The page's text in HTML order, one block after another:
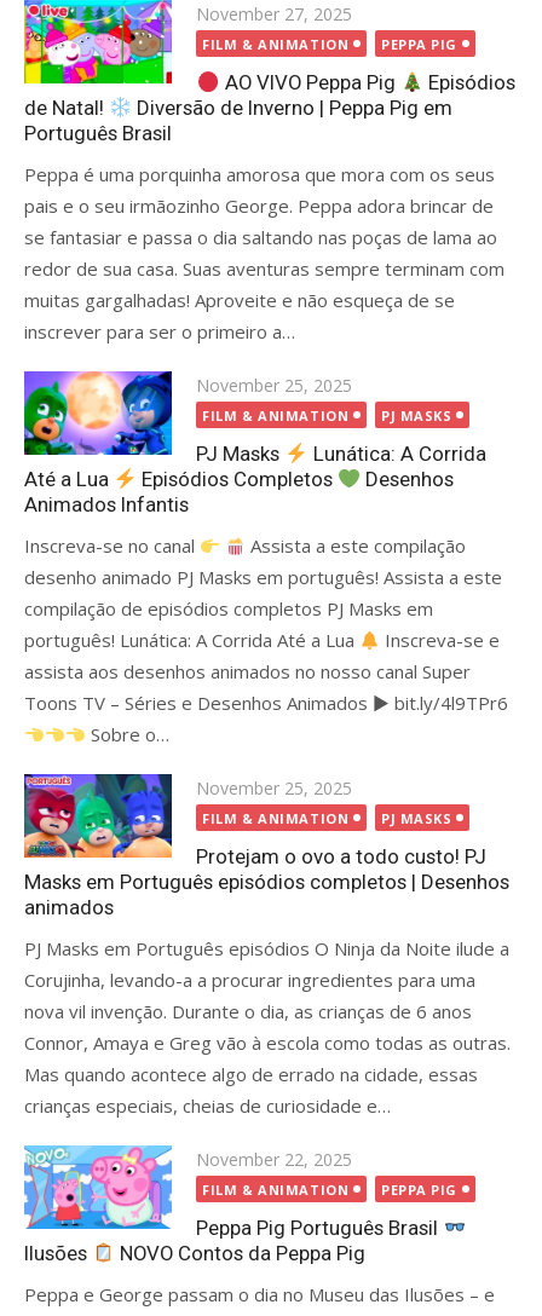
Posted
on
November 27, 2025
FILM & ANIMATION PEPPA PIG
AO VIVO Peppa Pig
Episódios
de Natal!
Diversão de Inverno | Peppa Pig em
Português Brasil
Peppa é uma porquinha amorosa que mora com os seus
pais e o seu irmãozinho George. Peppa adora brincar de
se fantasiar e passa o dia saltando nas poças de lama ao
redor de sua casa. Suas aventuras sempre terminam com
muitas gargalhadas! Aproveite e não esqueça de se
inscrever para ser o primeiro a…
Posted
on
November 25, 2025
FILM & ANIMATION PJ MASKS
PJ Masks
Lunática: A Corrida
Até a Lua
Episódios Completos
Desenhos
Animados Infantis
Inscreva-se no canal
Assista a este compilação
desenho animado PJ Masks em português! Assista a este
compilação de episódios completos PJ Masks em
português! Lunática: A Corrida Até a Lua
Inscreva-se e
assista aos desenhos animados no nosso canal Super
Toons TV – Séries e Desenhos Animados ▶ bit.ly/4l9TPr6
Sobre o…
Posted
on
November 25, 2025
FILM & ANIMATION PJ MASKS
Protejam o ovo a todo custo! PJ
Masks em Português episódios completos | Desenhos
animados
PJ Masks em Português episódios O Ninja da Noite ilude a
Corujinha, levando-a a procurar ingredientes para uma
nova vil invenção. Durante o dia, as crianças de 6 anos
Connor, Amaya e Greg vão à escola como todas as outras.
Mas quando acontece algo de errado na cidade, essas
crianças especiais, cheias de curiosidade e…
Posted
on
November 22, 2025
FILM & ANIMATION PEPPA PIG
Peppa Pig Português Brasil
Ilusões
NOVO Contos da Peppa Pig
Peppa e George passam o dia no Museu das Ilusões – e